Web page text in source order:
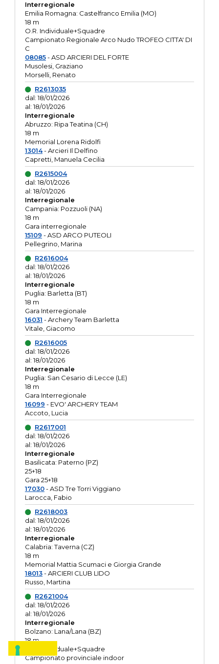
Interregionale
Emilia Romagna: Castelfranco Emilia (MO)
18 m
O.R. Individuale+Squadre
Campionato Regionale Arco Nudo TROFEO CITTA' DI
C
08085- ASD ARCIERI DEL FORTE
Musolesi, Graziano
Morselli, Renato
R2613035
dal: 18/01/2026
al: 18/01/2026
Interregionale
Abruzzo: Ripa Teatina (CH)
18 m
Memorial Lorena Ridolfi
13014- Arcieri Il Delfino
Capretti, Manuela Cecilia
R2615004
dal: 18/01/2026
al: 18/01/2026
Interregionale
Campania: Pozzuoli (NA)
18 m
Gara interregionale
15109 - ASD ARCO PUTEOLI
Pellegrino, Marina
R2616004
dal: 18/01/2026
al: 18/01/2026
Interregionale
Puglia: Barletta (BT)
18 m
Gara Interregionale
16031 - Archery Team Barletta
Vitale, Giacomo
R2616005
dal: 18/01/2026
al: 18/01/2026
Interregionale
Puglia: San Cesario di Lecce (LE)
18 m
Gara Interregionale
16099 - EVO' ARCHERY TEAM
Accoto, Lucia
R2617001
dal: 18/01/2026
al: 18/01/2026
Interregionale
Basilicata: Paterno (PZ)
25+18
Gara 25+18
17030- ASD Tre Torri Viggiano
Larocca, Fabio
R2618003
dal: 18/01/2026
al: 18/01/2026
Interregionale
Calabria: Taverna (CZ)
18 m
Memorial Mattia Scumaci e Giorgia Grande
18013- ARCIERI CLUB LIDO
Russo, Martina
R2621004
dal: 18/01/2026
al: 18/01/2026
Interregionale
Bolzano: Lana/Lana (BZ)
18 m
O.R. Individuale+Squadre
Campionato provinciale indoor